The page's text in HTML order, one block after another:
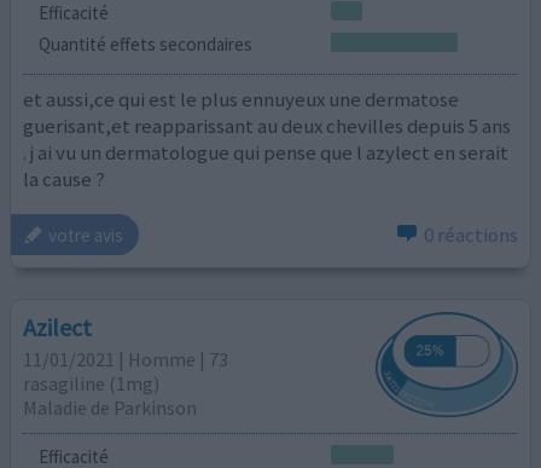
Efficacité
Quantité effets secondaires
et aussi,ce qui est le plus ennuyeux une dermatose
guerisant,et reapparissant au deux chevilles depuis 5 ans
. j ai vu un dermatologue qui pense que l azylect en serait
la cause ?
votre avis 0 réactions
Azilect
11/01/2021 | Homme | 73
rasagiline (1mg)
Maladie de Parkinson
Efficacité